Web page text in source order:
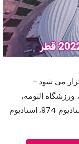
می شود –
ورزشگاه الثومه،
استادیوم احمد بن علی، ورزشگاه لوسیل، استادیوم 974، استادیوم